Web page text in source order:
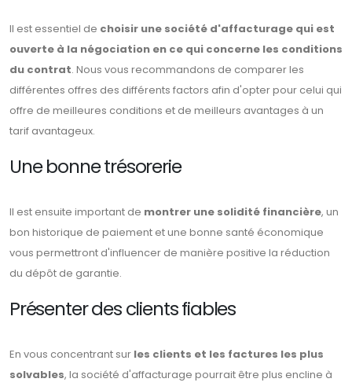
Il est essentiel de choisir une société d'affacturage qui est
ouverte à la négociation en ce qui concerne les conditions
du contrat. Nous vous recommandons de comparer les
différentes offres des différents factors afin d'opter pour celui qui
offre de meilleures conditions et de meilleurs avantages à un
tarif avantageux.
Une bonne trésorerie
Il est ensuite important de montrer une solidité financière, un
bon historique de paiement et une bonne santé économique
vous permettront d'influencer de manière positive la réduction
du dépôt de garantie.
Présenter des clients fiables
En vous concentrant sur les clients et les factures les plus
solvables, la société d'affacturage pourrait être plus encline à